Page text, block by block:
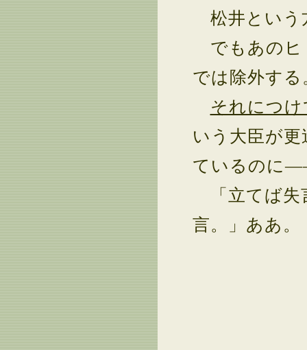
松井という
でもあのヒ
では除外する
それにつ
いう大臣が
ているのに
「立てば失
言。」ああ。